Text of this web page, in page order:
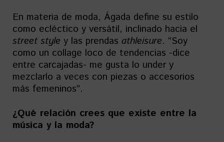
En materia de moda, Ágada define su estilo
como ecléctico y versátil, inclinado hacia el
street style y las prendas athleisure. “Soy
como un collage loco de tendencias -dice
entre carcajadas- me gusta lo under y
mezclarlo a veces con piezas o accesorios
más femeninos”.
¿Qué relación crees que existe entre la
música y la moda?